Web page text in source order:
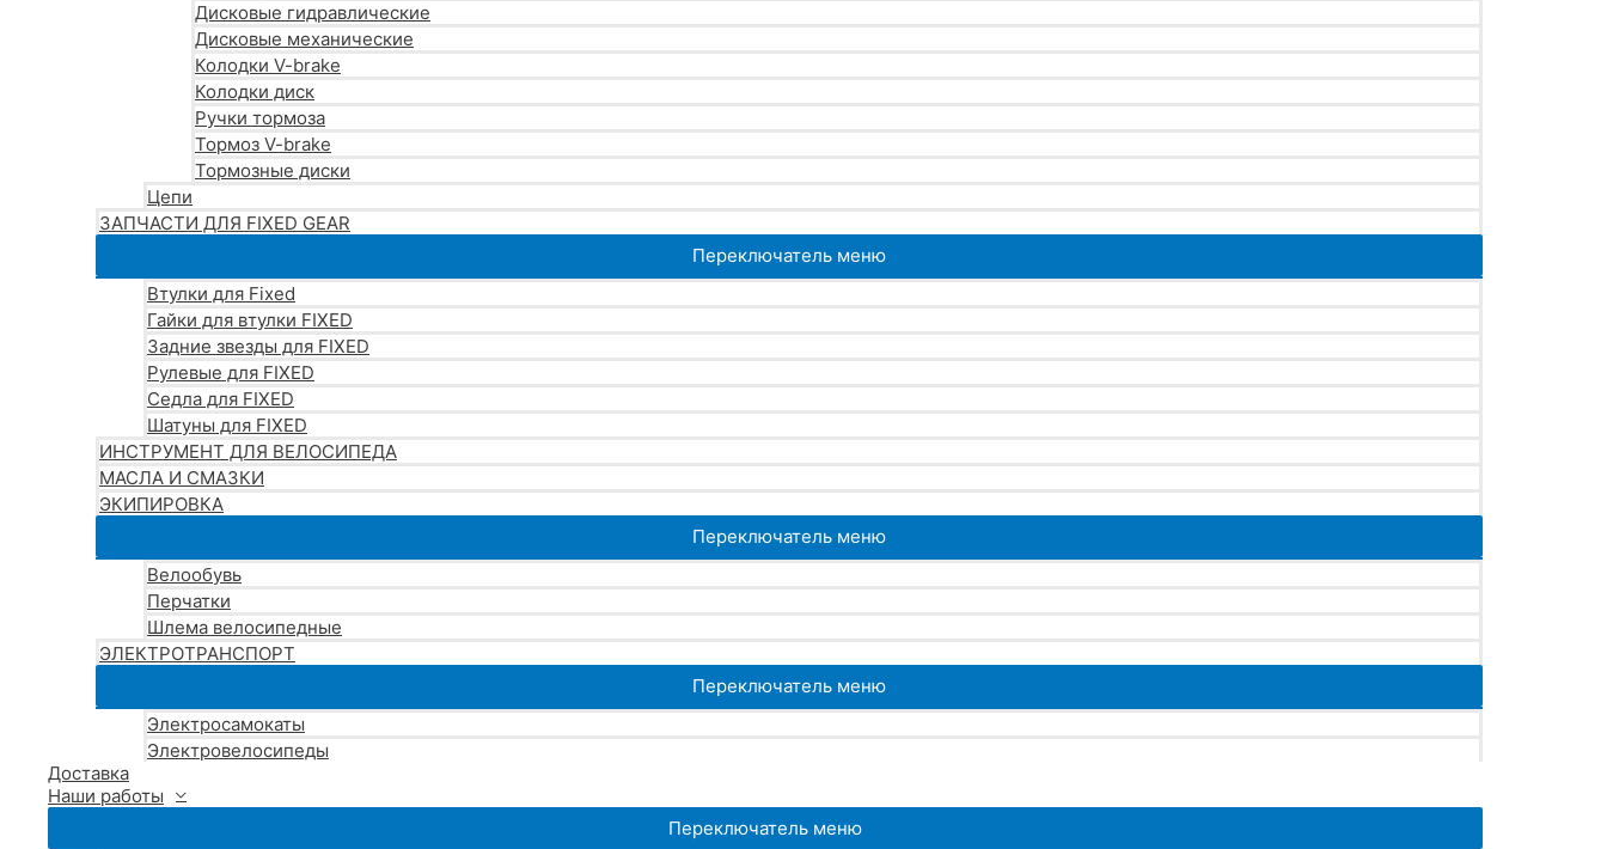
Дисковые гидравлические
Дисковые механические
Колодки V-brake
Колодки диск
Ручки тормоза
Тормоз V-brake
Тормозные диски
Цепи
ЗАПЧАСТИ ДЛЯ FIXED GEAR
Переключатель меню
Втулки для Fixed
Гайки для втулки FIXED
Задние звезды для FIXED
Рулевые для FIXED
Седла для FIXED
Шатуны для FIXED
ИНСТРУМЕНТ ДЛЯ ВЕЛОСИПЕДА
МАСЛА И СМАЗКИ
ЭКИПИРОВКА
Переключатель меню
Велообувь
Перчатки
Шлема велосипедные
ЭЛЕКТРОТРАНСПОРТ
Переключатель меню
Электросамокаты
Электровелосипеды
Доставка
Наши работы
Переключатель меню